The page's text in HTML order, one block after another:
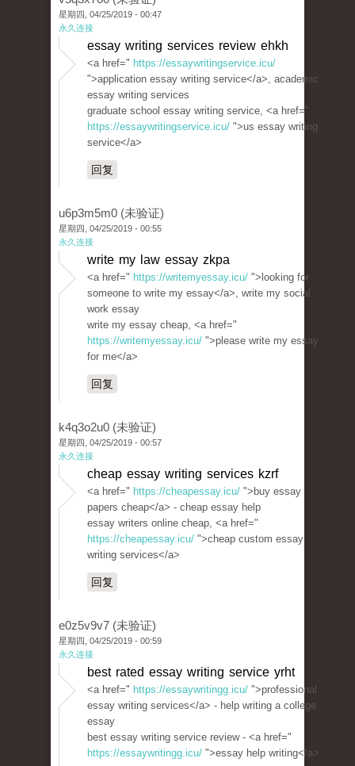
星期四, 04/25/2019 - 00:47
永久连接
essay writing services review ehkh
<a href=" https://essaywritingservice.icu/
">application essay writing service</a>, academic
essay writing services
graduate school essay writing service, <a href="
https://essaywritingservice.icu/ ">us essay writing
service</a>
回复
u6p3m5m0 (未验证)
星期四, 04/25/2019 - 00:55
永久连接
write my law essay zkpa
<a href=" https://writemyessay.icu/ ">looking for
someone to write my essay</a>, write my social
work essay
write my essay cheap, <a href="
https://writemyessay.icu/ ">please write my essay
for me</a>
回复
k4q3o2u0 (未验证)
星期四, 04/25/2019 - 00:57
永久连接
cheap essay writing services kzrf
<a href=" https://cheapessay.icu/ ">buy essay
papers cheap</a> - cheap essay help
essay writers online cheap, <a href="
https://cheapessay.icu/ ">cheap custom essay
writing services</a>
回复
e0z5v9v7 (未验证)
星期四, 04/25/2019 - 00:59
永久连接
best rated essay writing service yrht
<a href=" https://essaywritingg.icu/ ">professional
essay writing services</a> - help writing a college
essay
best essay writing service review - <a href="
https://essaywritingg.icu/ ">essay help writing</a>